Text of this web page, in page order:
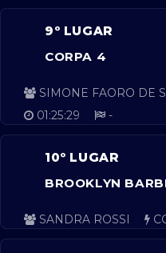
9º LUGAR
CORPA 4
SIMONE FAORO DE
01:25:29
-
10º LUGAR
BROOKLYN
SANDRA ROSSI